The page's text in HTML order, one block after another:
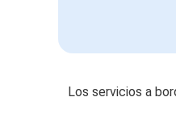
Los servicios a